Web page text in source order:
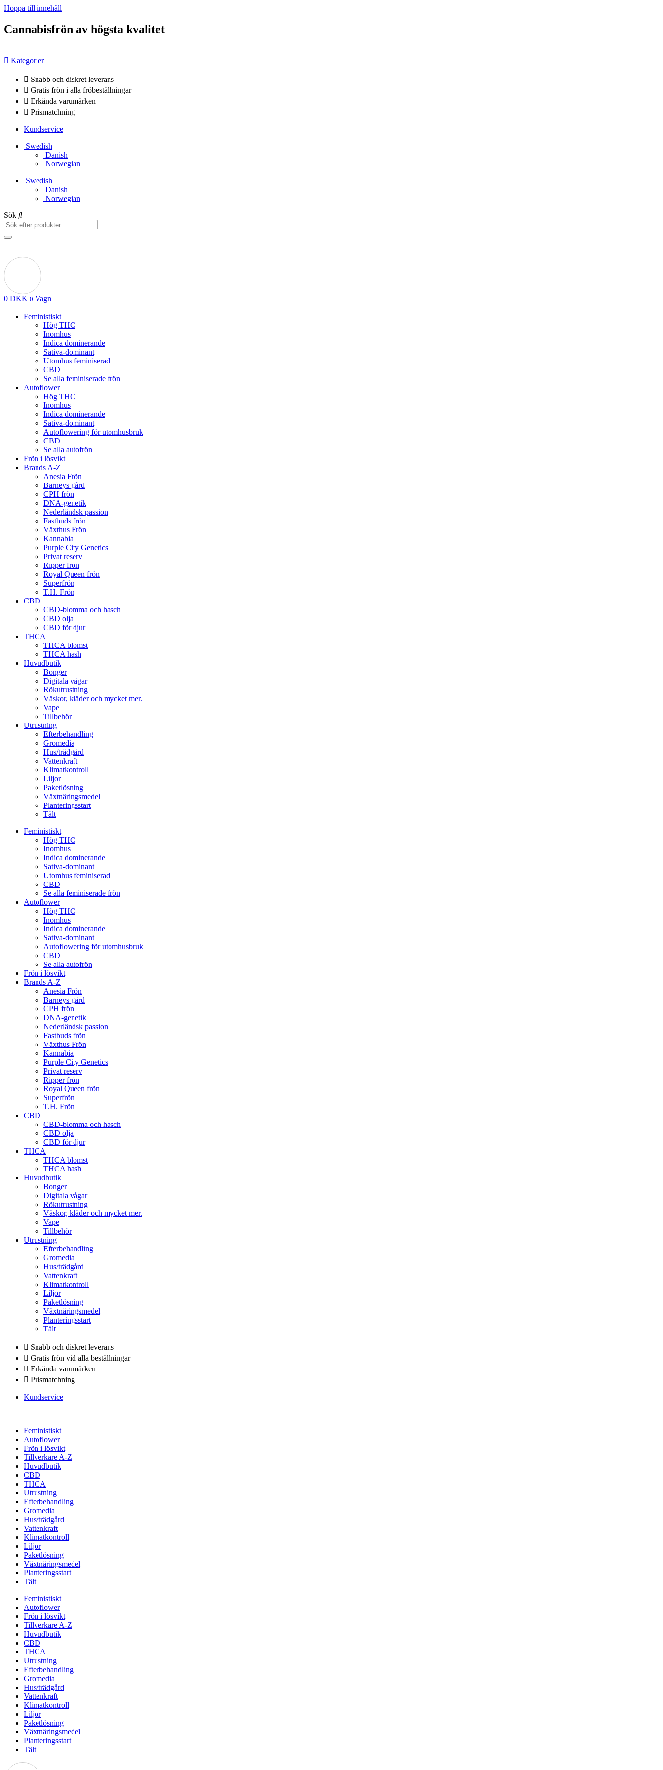
Hoppa till innehåll
Cannabisfrön av högsta kvalitet
Kategorier
Snabb och diskret leverans
Gratis frön i alla fröbeställningar
Erkända varumärken
Prismatchning
Kundservice
Swedish
Danish
Norwegian
Swedish
Danish
Norwegian
Sök
0 DKK 0 Vagn
Feministiskt
Hög THC
Inomhus
Indica dominerande
Sativa-dominant
Utomhus feminiserad
CBD
Se alla feminiserade frön
Autoflower
Hög THC
Inomhus
Indica dominerande
Sativa-dominant
Autoflowering för utomhusbruk
CBD
Se alla autofrön
Frön i lösvikt
Brands A-Z
Anesia Frön
Barneys gård
CPH frön
DNA-genetik
Nederländsk passion
Fastbuds frön
Växthus Frön
Kannabia
Purple City Genetics
Privat reserv
Ripper frön
Royal Queen frön
Superfrön
T.H. Frön
CBD
CBD-blomma och hasch
CBD olja
CBD för djur
THCA
THCA blomst
THCA hash
Huvudbutik
Bonger
Digitala vågar
Rökutrustning
Väskor, kläder och mycket mer.
Vape
Tillbehör
Utrustning
Efterbehandling
Gromedia
Hus/trädgård
Vattenkraft
Klimatkontroll
Liljor
Paketlösning
Växtnäringsmedel
Planteringsstart
Tält
Feministiskt
Hög THC
Inomhus
Indica dominerande
Sativa-dominant
Utomhus feminiserad
CBD
Se alla feminiserade frön
Autoflower
Hög THC
Inomhus
Indica dominerande
Sativa-dominant
Autoflowering för utomhusbruk
CBD
Se alla autofrön
Frön i lösvikt
Brands A-Z
Anesia Frön
Barneys gård
CPH frön
DNA-genetik
Nederländsk passion
Fastbuds frön
Växthus Frön
Kannabia
Purple City Genetics
Privat reserv
Ripper frön
Royal Queen frön
Superfrön
T.H. Frön
CBD
CBD-blomma och hasch
CBD olja
CBD för djur
THCA
THCA blomst
THCA hash
Huvudbutik
Bonger
Digitala vågar
Rökutrustning
Väskor, kläder och mycket mer.
Vape
Tillbehör
Utrustning
Efterbehandling
Gromedia
Hus/trädgård
Vattenkraft
Klimatkontroll
Liljor
Paketlösning
Växtnäringsmedel
Planteringsstart
Tält
Snabb och diskret leverans
Gratis frön vid alla beställningar
Erkända varumärken
Prismatchning
Kundservice
Feministiskt
Autoflower
Frön i lösvikt
Tillverkare A-Z
Huvudbutik
CBD
THCA
Utrustning
Efterbehandling
Gromedia
Hus/trädgård
Vattenkraft
Klimatkontroll
Liljor
Paketlösning
Växtnäringsmedel
Planteringsstart
Tält
Feministiskt
Autoflower
Frön i lösvikt
Tillverkare A-Z
Huvudbutik
CBD
THCA
Utrustning
Efterbehandling
Gromedia
Hus/trädgård
Vattenkraft
Klimatkontroll
Liljor
Paketlösning
Växtnäringsmedel
Planteringsstart
Tält